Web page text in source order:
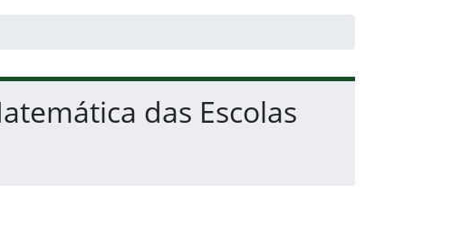
das Escolas